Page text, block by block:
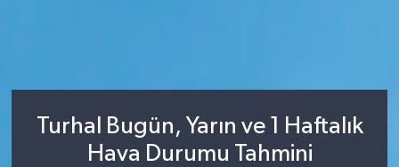
Turhal Bugün, Yarın ve 1 Haftalık
Hava Durumu Tahmini
SİYASET
SPOR
Tüm Manşetler
Son Dakika Haberleri